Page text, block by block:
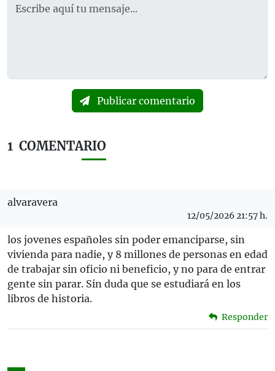
Publicar comentario
1 COMENTARIO
alvaravera
12/05/2026 21:57 h.
los jovenes españoles sin poder emanciparse, sin
vivienda para nadie, y 8 millones de personas en edad
de trabajar sin oficio ni beneficio, y no para de entrar
gente sin parar. Sin duda que se estudiará en los
libros de historia.
Responder